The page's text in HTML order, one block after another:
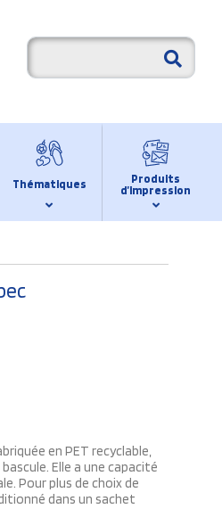
Thématiques
Produits
d’impression
en PET recyclable,
Elle a une capacité
Pour plus de choix de
dans un sachet